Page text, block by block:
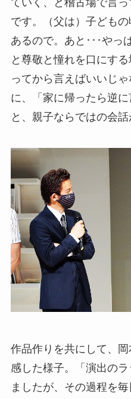
ていく、と稽古場で言
です。（父は）子ども
あるので。あと･･･やっ
と尊敬と憧れを口にす
ってから言えばいいじ
に、「家に帰ったら逆に
と、親子ならではの会話
作品作りを共にして、
感した様子。「演出の
ましたが、その過程を